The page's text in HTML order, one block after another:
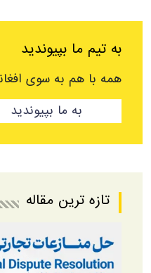
به تیم ما بپیوندید
همه با هم به سوی
به ما بپیوندید
تازه ترین مقاله